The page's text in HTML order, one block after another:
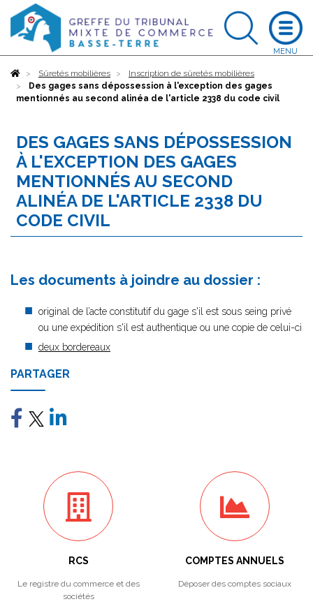
AccueilSûretés mobilières
Inscription de sûretés mobilières
Des gages sans dépossession à l'exception des gages
mentionnés au second alinéa de l'article 2338 du code civil
DES GAGES SANS DÉPOSSESSION
À L'EXCEPTION DES GAGES
MENTIONNÉS AU SECOND
ALINÉA DE L'ARTICLE 2338 DU
CODE CIVIL
Les documents à joindre au dossier :
original de l’acte constitutif du gage s'il est sous seing privé
ou une expédition s'il est authentique ou une copie de celui-ci
deux bordereaux
PARTAGER
RCS
Le registre du commerce et des
sociétés
COMPTES ANNUELS
Déposer des comptes sociaux